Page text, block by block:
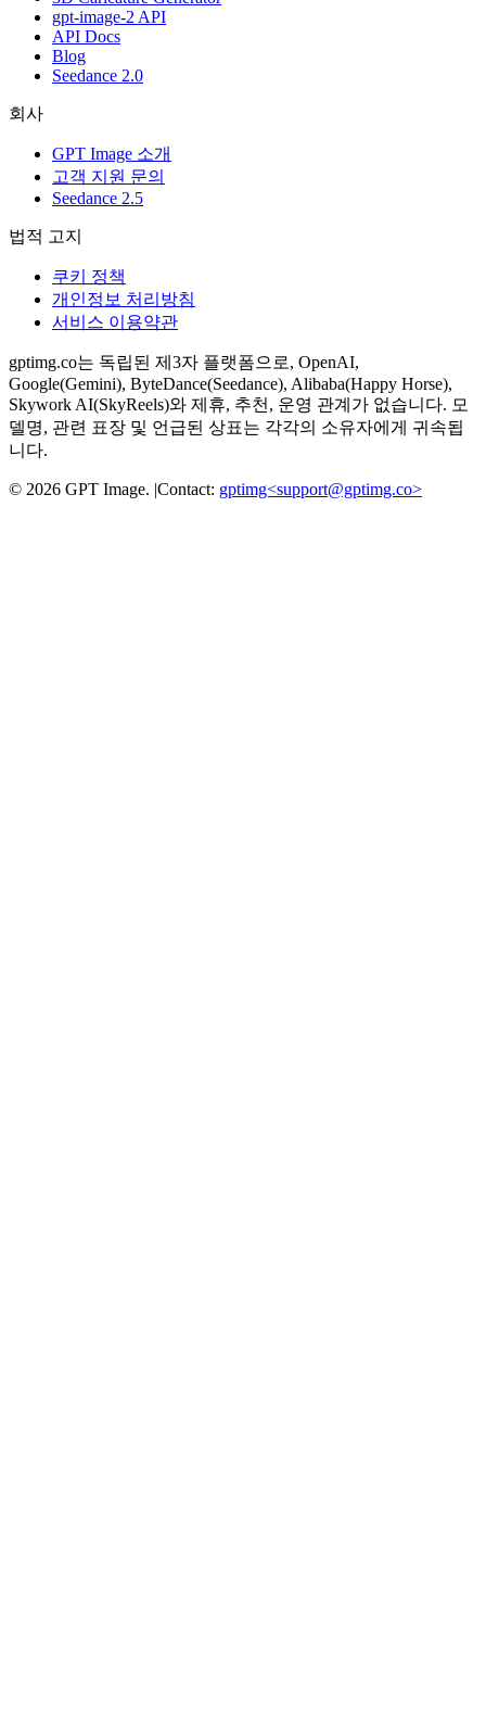
gpt-image-2 API
API Docs
Blog
Seedance 2.0
회사
GPT Image 소개
고객 지원 문의
Seedance 2.5
법적 고지
쿠키 정책
개인정보 처리방침
서비스 이용약관
gptimg.co는 독립된 제3자 플랫폼으로, OpenAI,
Google(Gemini), ByteDance(Seedance), Alibaba(Happy Horse),
Skywork AI(SkyReels)와 제휴, 추천, 운영 관계가 없습니다. 모
델명, 관련 표장 및 언급된 상표는 각각의 소유자에게 귀속됩
니다.
© 2026 GPT Image. |Contact: gptimg<support@gptimg.co>